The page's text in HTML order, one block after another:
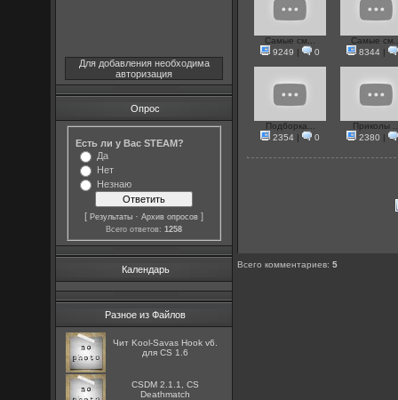
Для добавления необходима
авторизация
Опрос
Есть ли у Вас STEAM?
Да
Нет
Незнаю
[Результаты ·Архив опросов ]
Всего ответов:1258
Календарь
Разное из Файлов
Чит Kool-Savas Hook v6.
для CS 1.6
CSDM 2.1.1, CS
Deathmatch
Самые см...
9249 | 0
Самые
8344 |
Подборка...
2354 | 0
Приколы
2380 |
Всего комментариев:5